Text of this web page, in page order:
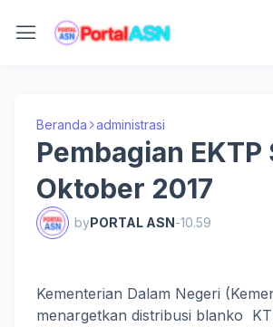
Beranda administrasi
Pembagian EKTP
Oktober 2017
byPORTAL ASN-10.59
Kementerian Dalam Negeri
menargetkan distribusi blanko